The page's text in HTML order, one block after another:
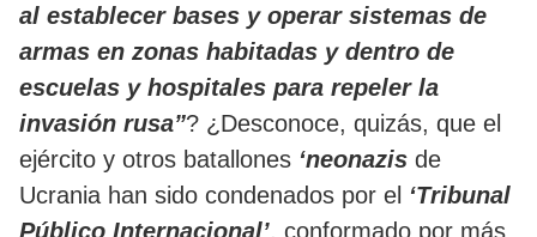
al establecer bases y operar sistemas de
armas en zonas habitadas y dentro de
escuelas y hospitales para repeler la
invasión rusa”? ¿Desconoce, quizás, que el
ejército y otros batallones ‘neonazis de
Ucrania han sido condenados por el ‘Tribunal
Público Internacional’, conformado por más